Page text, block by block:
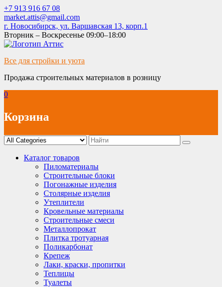
Skip
to
content
+7 913 916 67 08
market.attis@gmail.com
г. Новосибирск, ул. Варшавская 13, корп.1
Вторник – Воскресенье 09:00–18:00
Все для стройки и уюта
Продажа строительных материалов в розницу
0
Корзина
Каталог товаров
Пиломатериалы
Строительные блоки
Погонажные изделия
Столярные изделия
Утеплители
Кровельные материалы
Строительные смеси
Металлопрокат
Плитка тротуарная
Поликарбонат
Крепеж
Лаки, краски, пропитки
Теплицы
Туалеты